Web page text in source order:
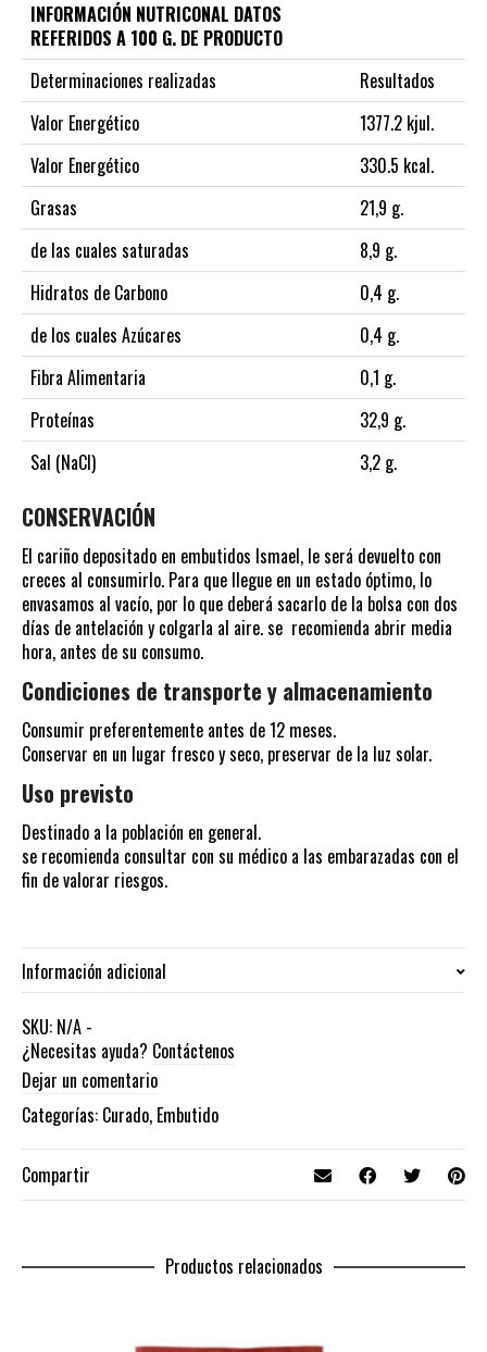
INFORMACIÓN NUTRICONAL DATOS
REFERIDOS A 100 G. DE PRODUCTO
Determinaciones realizadas
Resultados
Valor Energético
1377.2 kjul.
Valor Energético
330.5 kcal.
Grasas
21,9 g.
de las cuales saturadas
8,9 g.
Hidratos de Carbono
0,4 g.
de los cuales Azúcares
0,4 g.
Fibra Alimentaria
0,1 g.
Proteínas
32,9 g.
Sal (NaCl)
3,2 g.
CONSERVACIÓN
El cariño depositado en embutidos Ismael, le será devuelto con
creces al consumirlo. Para que llegue en un estado óptimo, lo
envasamos al vacío, por lo que deberá sacarlo de la bolsa con dos
días de antelación y colgarla al aire. se recomienda abrir media
hora, antes de su consumo.
Condiciones de transporte y almacenamiento
Consumir preferentemente antes de 12 meses.
Conservar en un lugar fresco y seco, preservar de la luz solar.
Uso previsto
Destinado a la población en general.
se recomienda consultar con su médico a las embarazadas con el
fin de valorar riesgos.
Información adicional
PESO
SKU: N/A -
¿Necesitas ayuda? Contáctenos
Dejar un comentario
Categorías: Curado, Embutido
Compartir
Productos relacionados